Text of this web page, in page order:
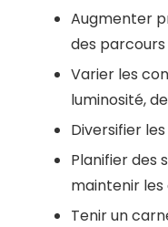
Augmenter
des parcours
Varier les
luminosité,
Diversifier
Planifier des
maintenir les
Tenir un